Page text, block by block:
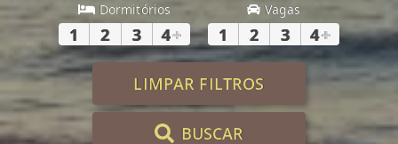
Dormitórios
1 2 3 4+
Vagas
1 2 3 4+
LIMPAR FILTROS
BUSCAR